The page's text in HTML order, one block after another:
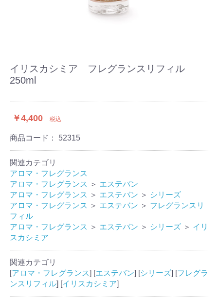
イリスカシミア フレグランスリフィル
250ml
￥4,400 税込
商品コード： 52315
関連カテゴリ
アロマ・フレグランス
アロマ・フレグランス ＞ エステバン
アロマ・フレグランス ＞ エステバン ＞ シリーズ
アロマ・フレグランス ＞ エステバン ＞ フレグランスリ
フィル
アロマ・フレグランス ＞ エステバン ＞ シリーズ ＞ イリ
スカシミア
関連カテゴリ
[アロマ・フレグランス] [エステバン] [シリーズ] [フレグラ
ンスリフィル] [イリスカシミア]